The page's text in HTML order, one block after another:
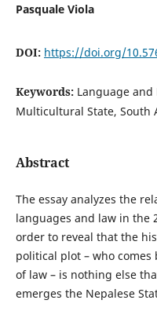
Pasquale Viola
DOI: https://doi.org/
Keywords: Language and
Multicultural State, South
Abstract
The essay analyzes the
languages and law in the
order to reveal that the
political plot – who
of law – is nothing else
emerges the Nepalese